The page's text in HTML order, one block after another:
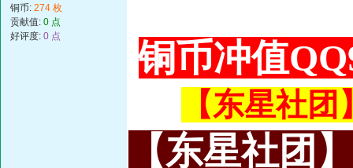
铜币: 274 枚
贡献值: 0 点
好评度: 0 点
铜币冲值
【东星社
【东星社团